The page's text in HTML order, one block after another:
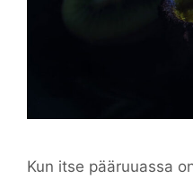
Kun itse pääruuassa